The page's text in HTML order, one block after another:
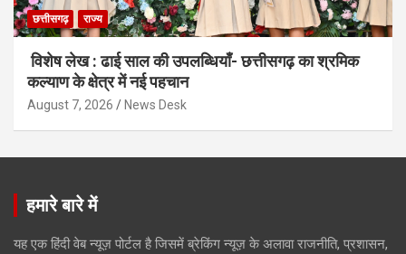
छत्तीसगढ़ राज्य
विशेष लेख : ढाई साल की उपलब्धियाँ- छत्तीसगढ़ का श्रमिक
कल्याण के क्षेत्र में नई पहचान
August 7, 2026 News Desk
हमारे बारे में
यह एक हिंदी वेब न्यूज़ पोर्टल है जिसमें ब्रेकिंग न्यूज़ के अलावा राजनीति, प्रशासन,